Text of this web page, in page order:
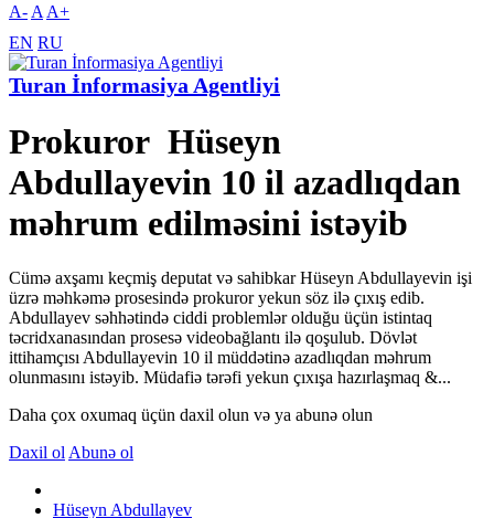
A- A A+
EN RU
Turan İnformasiya Agentliyi
Prokuror Hüseyn
Abdullayevin 10 il azadlıqdan
məhrum edilməsini istəyib
Cümə axşamı keçmiş deputat və sahibkar Hüseyn Abdullayevin işi
üzrə məhkəmə prosesində prokuror yekun söz ilə çıxış edib.
Abdullayev səhhətində ciddi problemlər olduğu üçün istintaq
təcridxanasından prosesə videobağlantı ilə qoşulub. Dövlət
ittihamçısı Abdullayevin 10 il müddətinə azadlıqdan məhrum
olunmasını istəyib. Müdafiə tərəfi yekun çıxışa hazırlaşmaq &...
Daha çox oxumaq üçün daxil olun və ya abunə olun
Daxil ol Abunə ol
Hüseyn Abdullayev